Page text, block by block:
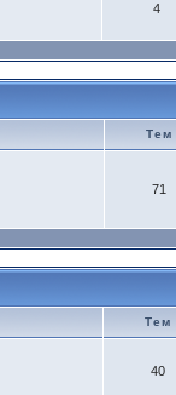
4
Тем
71
Тем
40